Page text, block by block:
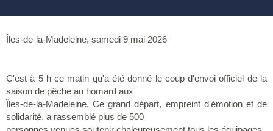
Îles-de-la-Madeleine, samedi 9 mai 2026
C'est à 5 h ce matin qu'a été donné le coup d'envoi officiel de la
saison de pêche au homard aux
Îles-de-la-Madeleine. Ce grand départ, empreint d'émotion et de
solidarité, a rassemblé plus de 500